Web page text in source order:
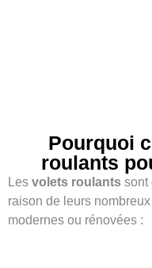
Pourquoi
roulants
Les volets roulants sont
raison de leurs
modernes ou rénovées :